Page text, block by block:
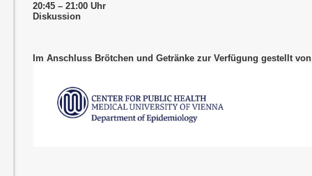
20:45 – 21:00 Uhr
Diskussion
Im Anschluss Brötchen und Getränke zur Verfügung gestellt von